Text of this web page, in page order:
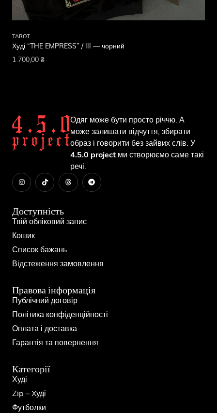
TAROT
Худі “THE EMPRESS” / III — чорний
1 700,00 ₴
Одяг може бути просто річчю. А
може залишати відчуття, збирати
образ і говорити без зайвих слів. У
4.5.0 project ми створюємо саме такі
речі.
Доступність
Твій обліковий запис
Кошик
Список бажань
Відстеження замовлення
Правова інформація
Публічний договір
Політика конфіденційності
Оплата і доставка
Гарантія та повернення
Категорії
Худі
Zip – Xуді
Футболки